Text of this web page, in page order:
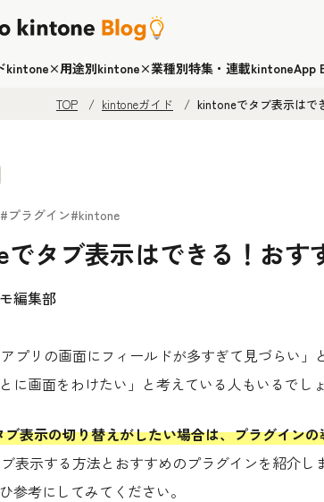
kintone×用途別kintone×業種別特集・連載kintoneApp
TOP kintoneガイド kintoneでタブ表示はで
#プラグイン#kintone
でタブ表示はできる！おす
編集部
アプリの画面にフィールドが多すぎて見づらい
に画面をわけたい」と考えている人もいるでしょ
表示の切り替えがしたい場合は、プラグイン
表示する方法とおすすめのプラグインを紹介
参考にしてみてください。